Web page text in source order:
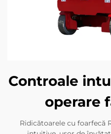
Controale
operare
Ridicătoarele cu foarfecă